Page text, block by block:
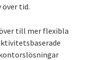
tid.
till mer flexibla